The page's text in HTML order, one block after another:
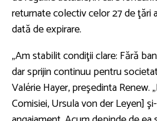
returnate colectiv celor 27 de ţări
dată de expirare.
„Am stabilit condiţii clare: Fără
dar sprijin continuu pentru
Valérie Hayer, preşedinta Renew.
Comisiei, Ursula von der Leyen]